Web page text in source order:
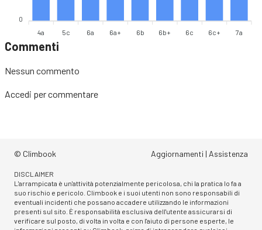
0
4a 5c 6a 6a+ 6b 6b+ 6c 6c+ 7a
Commenti
Nessun commento
Accedi per commentare
© Climbook Aggiornamenti | Assistenza
DISCLAIMER
L'arrampicata è un'attività potenzialmente pericolosa, chi la pratica lo fa a
suo rischio e pericolo. Climbook e i suoi utenti non sono responsabili di
eventuali incidenti che possano accadere utilizzando le informazioni
presenti sul sito. È responsabilità esclusiva dell'utente assicurarsi di
verificare sul posto, di volta in volta e con l'aiuto di persone esperte, le